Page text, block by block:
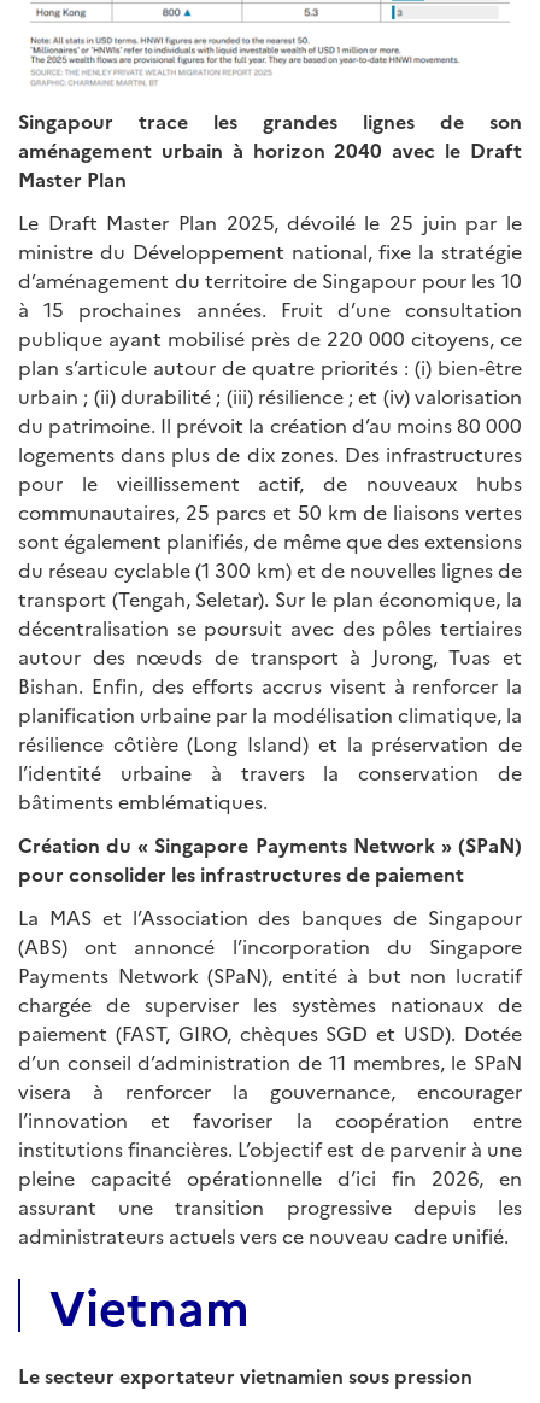
Singapour trace les grandes lignes de son
aménagement urbain à horizon 2040 avec le Draft
Master Plan
Le Draft Master Plan 2025, dévoilé le 25 juin par le
ministre du Développement national, fixe la stratégie
d’aménagement du territoire de Singapour pour les 10
à 15 prochaines années. Fruit d’une consultation
publique ayant mobilisé près de 220 000 citoyens, ce
plan s’articule autour de quatre priorités : (i) bien-être
urbain ; (ii) durabilité ; (iii) résilience ; et (iv) valorisation
du patrimoine. Il prévoit la création d’au moins 80 000
logements dans plus de dix zones. Des infrastructures
pour le vieillissement actif, de nouveaux hubs
communautaires, 25 parcs et 50 km de liaisons vertes
sont également planifiés, de même que des extensions
du réseau cyclable (1 300 km) et de nouvelles lignes de
transport (Tengah, Seletar). Sur le plan économique, la
décentralisation se poursuit avec des pôles tertiaires
autour des nœuds de transport à Jurong, Tuas et
Bishan. Enfin, des efforts accrus visent à renforcer la
planification urbaine par la modélisation climatique, la
résilience côtière (Long Island) et la préservation de
l’identité urbaine à travers la conservation de
bâtiments emblématiques.
Création du « Singapore Payments Network »(SPaN)
pour consolider les infrastructures de paiement
La MAS et l’Association des banques de Singapour
(ABS) ont annoncé l’incorporation du Singapore
Payments Network (SPaN), entité à but non lucratif
chargée de superviser les systèmes nationaux de
paiement (FAST, GIRO, chèques SGD et USD). Dotée
d’un conseil d’administration de 11 membres, le SPaN
visera à renforcer la gouvernance, encourager
l’innovation et favoriser la coopération entre
institutions financières. L’objectif est de parvenir à une
pleine capacité opérationnelle d’ici fin 2026, en
assurant une transition progressive depuis les
administrateurs actuels vers ce nouveau cadre unifié.
Vietnam
Le secteur exportateur vietnamien sous pression